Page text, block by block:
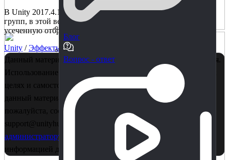
Блог
Вопрос - ответ
В Unity 2017.4.13f1 обнаружена ошибка с API отбраковки
групп, в этой версии Unity не рекомендуется использовать
усеченную отбраковку порталов.
Unity /Эффекты /Скрипты
Данный материал является собственностью правообладателя.
Использование в коммерции - запрещено! Только в учебных
целях и самостоятельного изучения. Если Вы считаете, что
данный материал нарушает ваши авторские права,
пожалуйста, сообщите об этом нам на почту
support@unityhub.pro или в личные сообщения
администратору
. Также рекомендуем ознакомиться с
информацией для правообладателейпо этой ссылке..